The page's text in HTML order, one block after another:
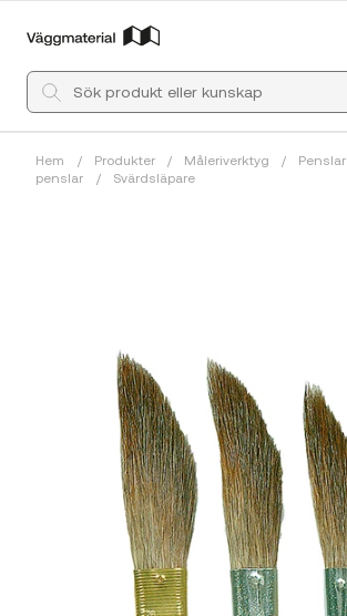
Hem / Produkter / Måleriverktyg / Penslar
penslar
/ Svärdsläpare